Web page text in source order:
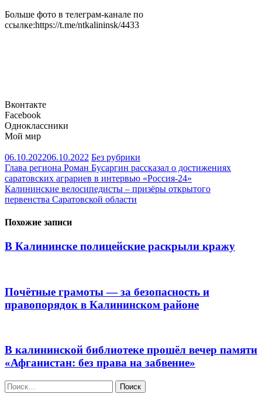
Больше фото в телеграм-канале по
ссылке:https://t.me/ntkalininsk/4433
Вконтакте
Facebook
Одноклассники
Мой мир
06.10.202206.10.2022 Без рубрики
Навигация
по
записям
Глава региона Роман Бусаргин рассказал о достижениях
саратовских аграриев в интервью «Россия-24»
Калининские велосипедисты – призёры открытого
первенства Саратовской области
Похожие записи
В Калининске полицейские раскрыли кражу
Почётные грамоты — за безопасность и
правопорядок в Калининском районе
В калининской библиотеке прошёл вечер памяти
«Афганистан: без права на забвение»
Найти: